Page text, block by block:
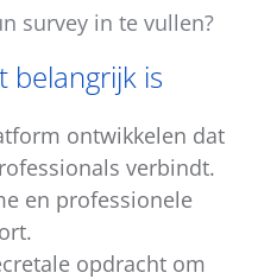
survey in te vullen?
belangrijk is
ontwikkelen dat
verbindt.
en professionele
opdracht om